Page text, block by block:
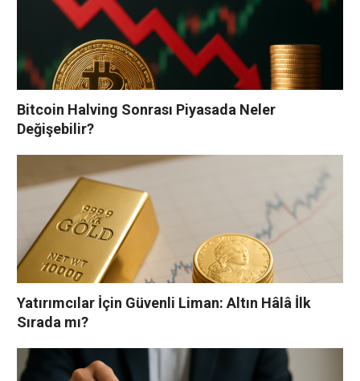
Bitcoin Halving Sonrası Piyasada Neler
Değişebilir?
Yatırımcılar İçin Güvenli Liman: Altın Hâlâ İlk
Sırada mı?